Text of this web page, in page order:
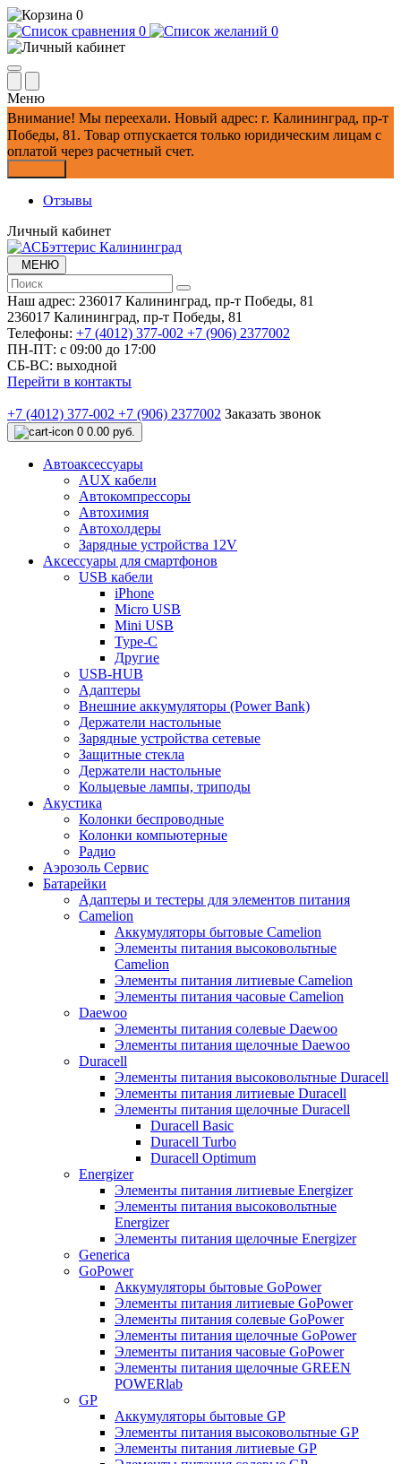
0
0
0
Меню
Внимание! Мы переехали. Новый адрес: г. Калининград, пр-т
Победы, 81. Товар отпускается только юридическим лицам с
оплатой через расчетный счет.
Отзывы
Личный кабинет
МЕНЮ
Наш адрес: 236017 Калининград,​ пр-т Победы, 81
236017 Калининград,​ пр-т Победы, 81
Телефоны: +7 (4012) 377-002 +7 (906) 2377002
ПН-ПТ: с 09:00 до 17:00
СБ-ВС: выходной
Перейти в контакты
+7 (4012) 377-002 +7 (906) 2377002 Заказать звонок
0 0.00 руб.
Автоаксессуары
AUX кабели
Автокомпрессоры
Автохимия
Автохолдеры
Зарядные устройства 12V
Аксессуары для смартфонов
USB кабели
iPhone
Micro USB
Mini USB
Type-C
Другие
USB-HUB
Адаптеры
Внешние аккумуляторы (Power Bank)
Держатели настольные
Зарядные устройства сетевые
Защитные стекла
Держатели настольные
Кольцевые лампы, триподы
Акустика
Колонки беспроводные
Колонки компьютерные
Радио
Аэрозоль Сервис
Батарейки
Aдаптеры и тестеры для элементов питания
Camelion
Аккумуляторы бытовые Camelion
Элементы питания высоковольтные
Camelion
Элементы питания литиевые Camelion
Элементы питания часовые Camelion
Daewoo
Элементы питания солевые Daewoo
Элементы питания щелочные Daewoo
Duracell
Элементы питания высоковольтные Duracell
Элементы питания литиевые Duracell
Элементы питания щелочные Duracell
Duracell Basic
Duracell Turbo
Duracell Optimum
Energizer
Элементы питания литиевые Energizer
Элементы питания высоковольтные
Energizer
Элементы питания щелочные Energizer
Generica
GoPower
Аккумуляторы бытовые GoPower
Элементы питания литиевые GoPower
Элементы питания солевые GoPower
Элементы питания щелочные GoPower
Элементы питания часовые GoPower
Элементы питания щелочные GREEN
POWERlab
GP
Аккумуляторы бытовые GP
Элементы питания высоковольтные GP
Элементы питания литиевые GP